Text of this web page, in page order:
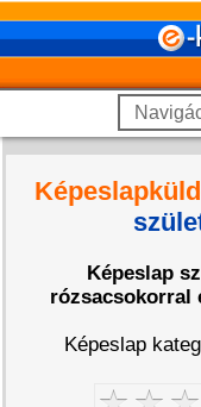
Képeslap
rózsacsokorral
Képeslap